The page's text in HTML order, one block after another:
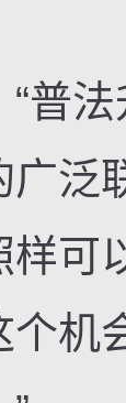
法
广泛
样可
个机